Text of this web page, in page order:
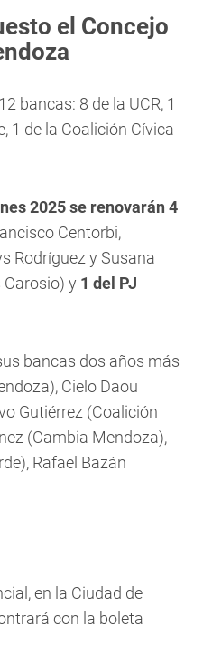
el Concejo
bancas: 8 de la UCR, 1
1 de la Coalición Cívica -
2025 se renovarán 4
Centorbi,
Rodríguez y Susana
Carosio) y 1 del PJ
bancas dos años más
Cielo Daou
Gutiérrez (Coalición
(Cambia Mendoza),
Rafael Bazán
en la Ciudad de
con la boleta